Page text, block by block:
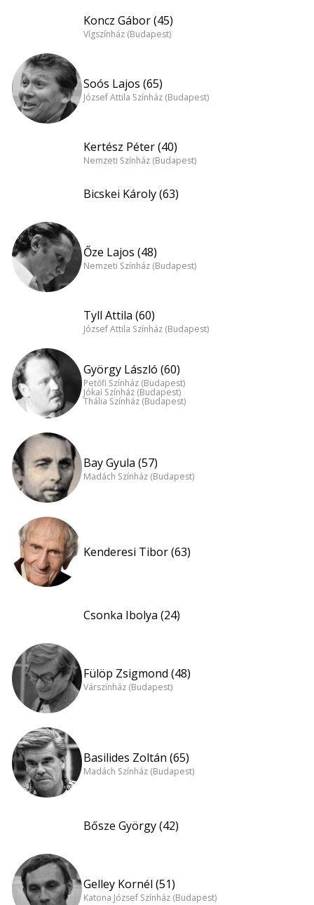
Koncz Gábor (45)
Vígszínház (Budapest)
Soós Lajos (65)
József Attila Színház (Budapest)
Kertész Péter (40)
Nemzeti Színház (Budapest)
Bicskei Károly (63)
Őze Lajos (48)
Nemzeti Színház (Budapest)
Tyll Attila (60)
József Attila Színház (Budapest)
György László (60)
Petőfi Színház (Budapest)
Jókai Színház (Budapest)
Thália Színház (Budapest)
Bay Gyula (57)
Madách Színház (Budapest)
Kenderesi Tibor (63)
Csonka Ibolya (24)
Fülöp Zsigmond (48)
Várszínház (Budapest)
Basilides Zoltán (65)
Madách Színház (Budapest)
Bősze György (42)
Gelley Kornél (51)
Katona József Színház (Budapest)